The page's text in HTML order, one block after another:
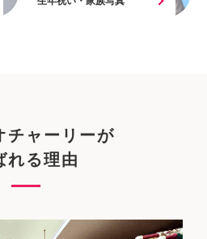
チャーリーが
れる理由